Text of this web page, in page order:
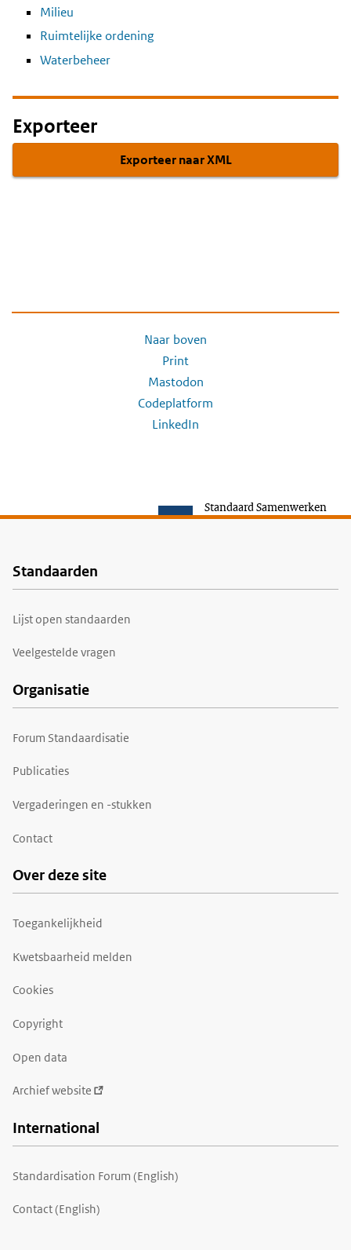
Milieu
Ruimtelijke ordening
Waterbeheer
Exporteer
Exporteer naar XML
Naar boven
Print
Mastodon
Codeplatform
LinkedIn
Standaard Samenwerken
Voet
Standaarden
Lijst open standaarden
Veelgestelde vragen
Organisatie
Forum Standaardisatie
Publicaties
Vergaderingen en -stukken
Contact
Over deze site
Toegankelijkheid
Kwetsbaarheid melden
Cookies
Copyright
Open data
Archief website
International
Standardisation Forum (English)
Contact (English)